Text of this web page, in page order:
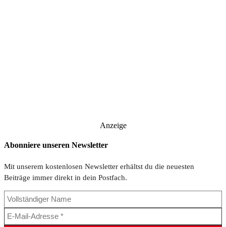
Anzeige
Abonniere unseren Newsletter
Mit unserem kostenlosen Newsletter erhältst du die neuesten
Beiträge immer direkt in dein Postfach.